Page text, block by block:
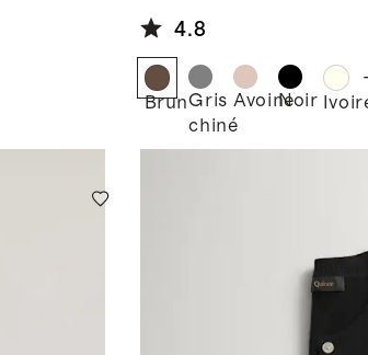
cachemire
4.8
BrunGris
chiné
AvoineNoir